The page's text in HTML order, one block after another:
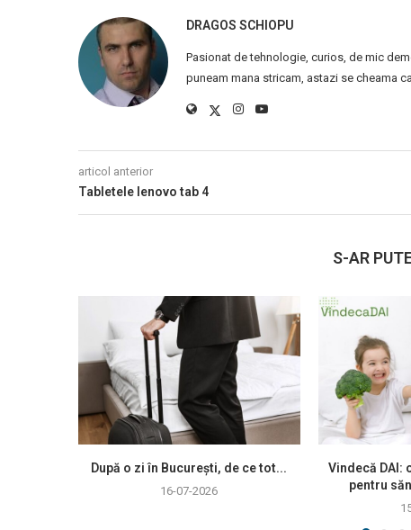
DRAGOS SCHIOPU
Pasionat de tehnologie, curios, de mic
puneam mana stricam, astazi se cheama
articol anterior
Tabletele lenovo tab 4
S-AR
După o zi în București, de ce tot...
16-07-2026
Vindecă DAI:
pentru